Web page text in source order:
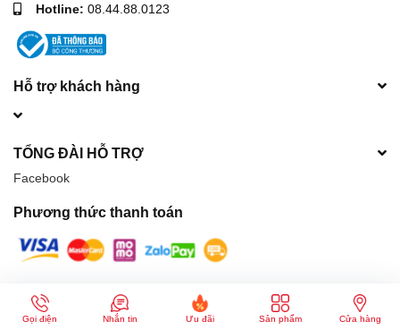
Hotline: 08.44.88.0123
Hỗ trợ khách hàng
TỔNG ĐÀI HỖ TRỢ
Facebook
Phương thức thanh toán
© Bản quyền thuộc về Máy móc xây dựng Hòa Phát
| Cung cấp bởi
Sapo
Gọi điện Nhắn tin Ưu đãi Sản phẩm Cửa hàng